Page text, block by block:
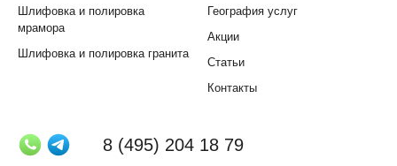
8 (495) 204 18 79
Шлифовка и полировка
мрамора
Шлифовка и полировка гранита
География услуг
Акции
Статьи
Контакты